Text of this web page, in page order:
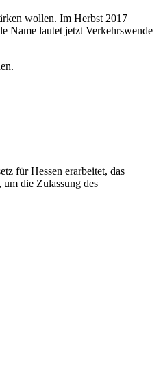
wollen. Im Herbst 2017
Name lautet jetzt Verkehrswende
für Hessen erarbeitet, das
die Zulassung des